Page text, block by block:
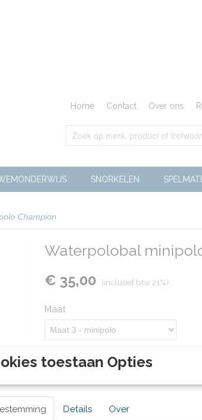
Home Contact Over ons
SNORKELEN
Champion
Waterpolobal
€ 35,00 (inclusief btw 21%)
Maat
IN WINKELWAGEN
Specificaties
toestaan Opties
Details Over